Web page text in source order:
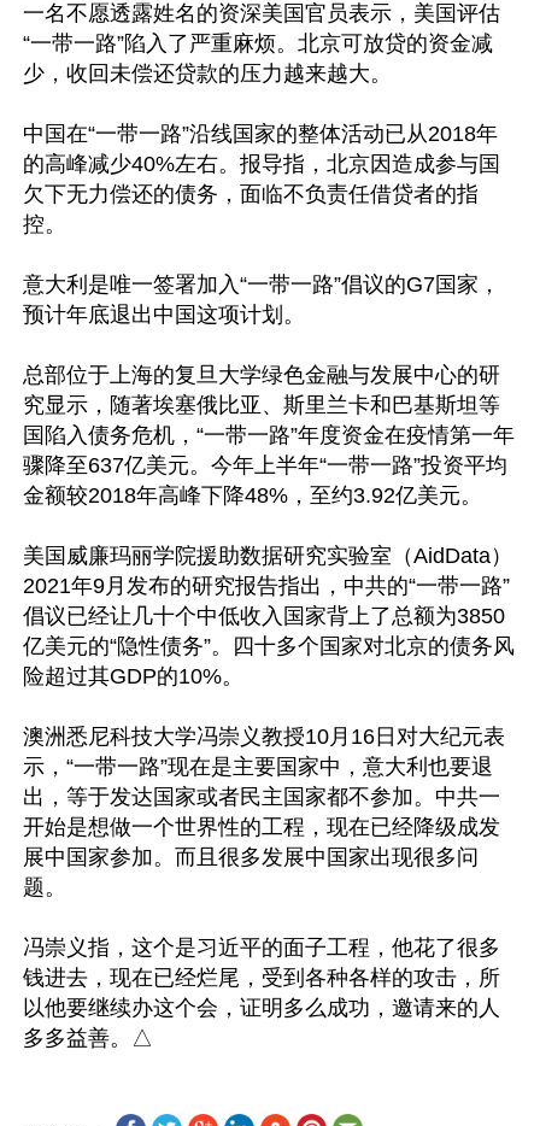
一名不愿透露姓名的资深美国官员表示，美国评估
“一带一路”陷入了严重麻烦。北京可放贷的资金减
少，收回未偿还贷款的压力越来越大。
中国在“一带一路”沿线国家的整体活动已从2018年
的高峰减少40%左右。报导指，北京因造成参与国
欠下无力偿还的债务，面临不负责任借贷者的指
控。
意大利是唯一签署加入“一带一路”倡议的G7国家，
预计年底退出中国这项计划。
总部位于上海的复旦大学绿色金融与发展中心的研
究显示，随著埃塞俄比亚、斯里兰卡和巴基斯坦等
国陷入债务危机，“一带一路”年度资金在疫情第一年
骤降至637亿美元。今年上半年“一带一路”投资平均
金额较2018年高峰下降48%，至约3.92亿美元。
美国威廉玛丽学院援助数据研究实验室（AidData）
2021年9月发布的研究报告指出，中共的“一带一路”
倡议已经让几十个中低收入国家背上了总额为3850
亿美元的“隐性债务”。四十多个国家对北京的债务风
险超过其GDP的10%。
澳洲悉尼科技大学冯崇义教授10月16日对大纪元表
示，“一带一路”现在是主要国家中，意大利也要退
出，等于发达国家或者民主国家都不参加。中共一
开始是想做一个世界性的工程，现在已经降级成发
展中国家参加。而且很多发展中国家出现很多问
题。
冯崇义指，这个是习近平的面子工程，他花了很多
钱进去，现在已经烂尾，受到各种各样的攻击，所
以他要继续办这个会，证明多么成功，邀请来的人